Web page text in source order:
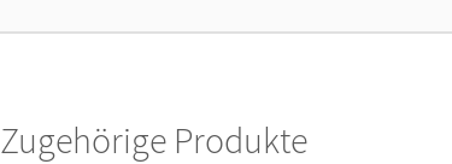
Zugehörige Produkte